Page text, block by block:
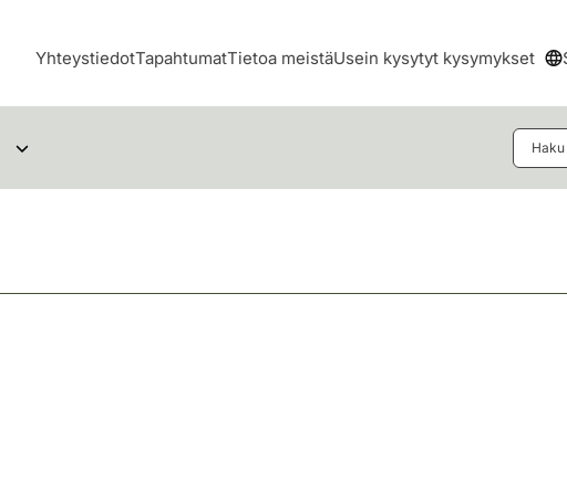
YhteystiedotTapahtumatTietoa meistäUsein kysytyt kysymykset